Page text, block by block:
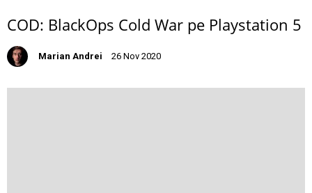
COD: BlackOps Cold War pe Playstation 5
Marian Andrei 26 Nov 2020